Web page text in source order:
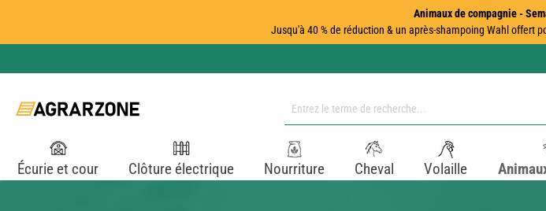
Animaux de compagnie -
Jusqu'à 40 % de réduction & un après-shampoing Wahl offert
Écurie et cour Clôture électrique Nourriture Cheval Volaille